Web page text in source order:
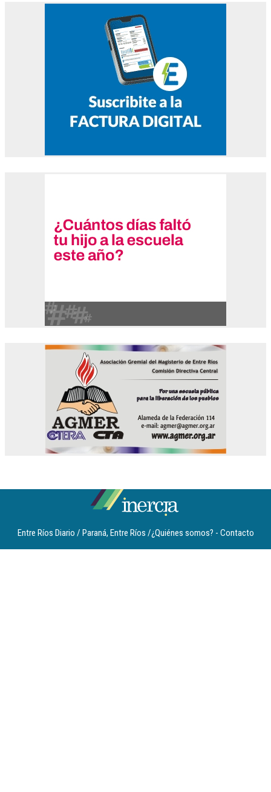
Entre Ríos Diario / Paraná, Entre Ríos /¿Quiénes somos? - Contacto